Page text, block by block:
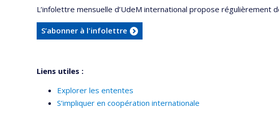
L’infolettre mensuelle d’UdeM international propose
S’abonner à l'infolettre
Liens utiles :
Explorer les ententes
S’impliquer en coopération internationale